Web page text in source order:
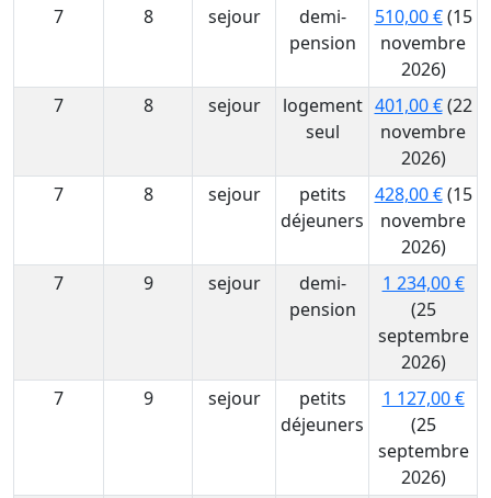
7
8 sejour
demi-
pension
510,00 €(15
novembre
2026)
7
8 sejour
logement
seul
401,00 €(22
novembre
2026)
7
8 sejour
petits
déjeuners
428,00 €(15
novembre
2026)
7
9 sejour
demi-
pension
1 234,00 €
(25
septembre
2026)
7
9 sejour
petits
déjeuners
1 127,00 €
(25
septembre
2026)